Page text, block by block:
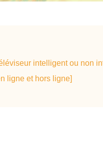
intelligent ou non
ligne et hors ligne]